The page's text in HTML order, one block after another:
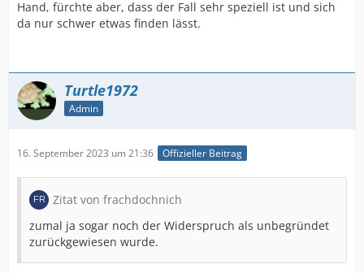
Hand, fürchte aber, dass der Fall sehr speziell ist und sich
da nur schwer etwas finden lässt.
Turtle1972
Admin
16. September 2023 um 21:36 Offizieller Beitrag
Zitat von frachdochnich
zumal ja sogar noch der Widerspruch als unbegründet
zurückgewiesen wurde.